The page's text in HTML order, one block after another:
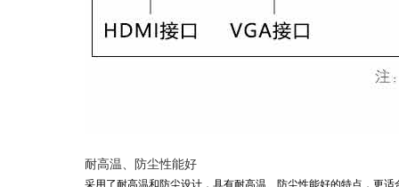
耐高温、防尘性能好
采用了耐高温和防尘设计，具有耐高温、防尘性能好的特点，更